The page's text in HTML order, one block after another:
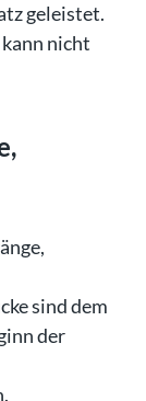
geleistet.
nicht
sind dem
der